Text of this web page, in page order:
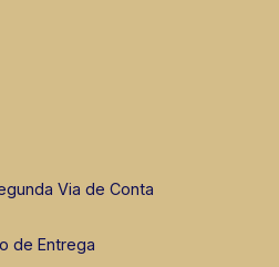
Via de Conta
de Entrega